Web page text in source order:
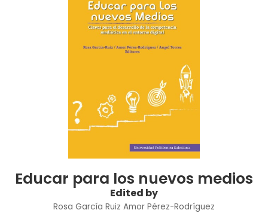
Educar para los nuevos medios
Edited by
Rosa García Ruiz Amor Pérez-Rodríguez